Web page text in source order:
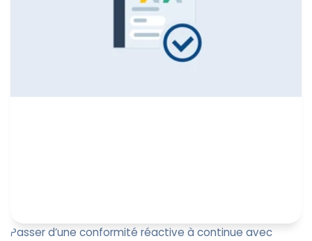
Passer d’une conformité réactive à continue avec